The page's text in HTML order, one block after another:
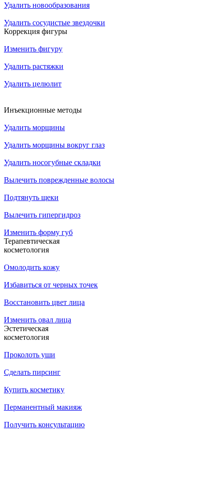
Удалить новообразования
Удалить сосудистые звездочки
Коррекция фигуры
Изменить фигуру
Удалить растяжки
Удалить целюлит
Инъекционные методы
Удалить морщины
Удалить морщины вокруг глаз
Удалить носогубные складки
Вылечить поврежденные волосы
Подтянуть щеки
Вылечить гипергидроз
Изменить форму губ
Терапевтическая
косметология
Омолодить кожу
Избавиться от черных точек
Восстановить цвет лица
Изменить овал лица
Эстетическая
косметология
Проколоть уши
Сделать пирсинг
Купить косметику
Перманентный макияж
Получить консультацию